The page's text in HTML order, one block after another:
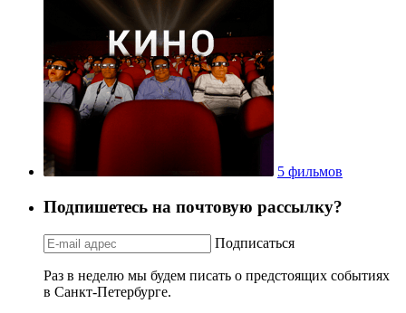
5 фильмов
Подпишетесь на почтовую рассылку?
Подписаться
Раз в неделю мы будем писать о предстоящих событиях
в Санкт-Петербурге.